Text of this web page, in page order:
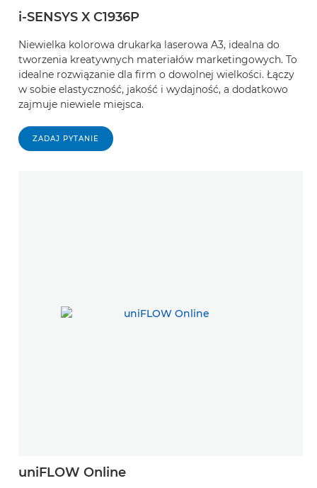
i-SENSYS X C1936P
Niewielka kolorowa drukarka laserowa A3, idealna do
tworzenia kreatywnych materiałów marketingowych. To
idealne rozwiązanie dla firm o dowolnej wielkości. Łączy
w sobie elastyczność, jakość i wydajność, a dodatkowo
zajmuje niewiele miejsca.
ZADAJ PYTANIE
uniFLOW Online